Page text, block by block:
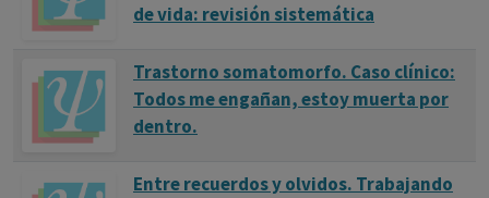
de vida: revisión sistemática
Trastorno somatomorfo. Caso clínico:
Todos me engañan, estoy muerta por
dentro.
Entre recuerdos y olvidos. Trabajando